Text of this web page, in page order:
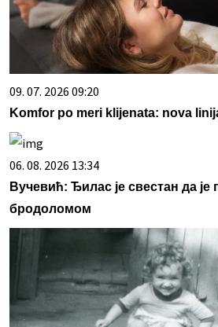
09. 07. 2026 09:20
Komfor po meri klijenata: nova
06. 08. 2026 13:34
Вучевић: Ђилас је свестан да
бродоломом